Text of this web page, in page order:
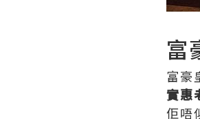
富
富豪
實惠
佢唔